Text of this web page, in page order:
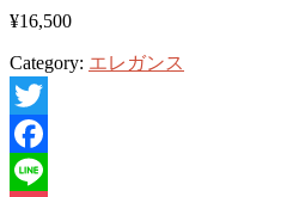
¥16,500
Category: エレガンス
Twitter
Facebook